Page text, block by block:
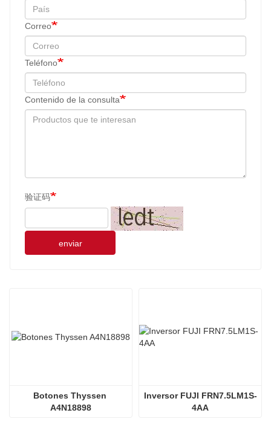
Correo
Teléfono
Contenido de la consulta
验证码
enviar
Botones Thyssen
A4N18898
Inversor FUJI FRN7.5LM1S-
4AA